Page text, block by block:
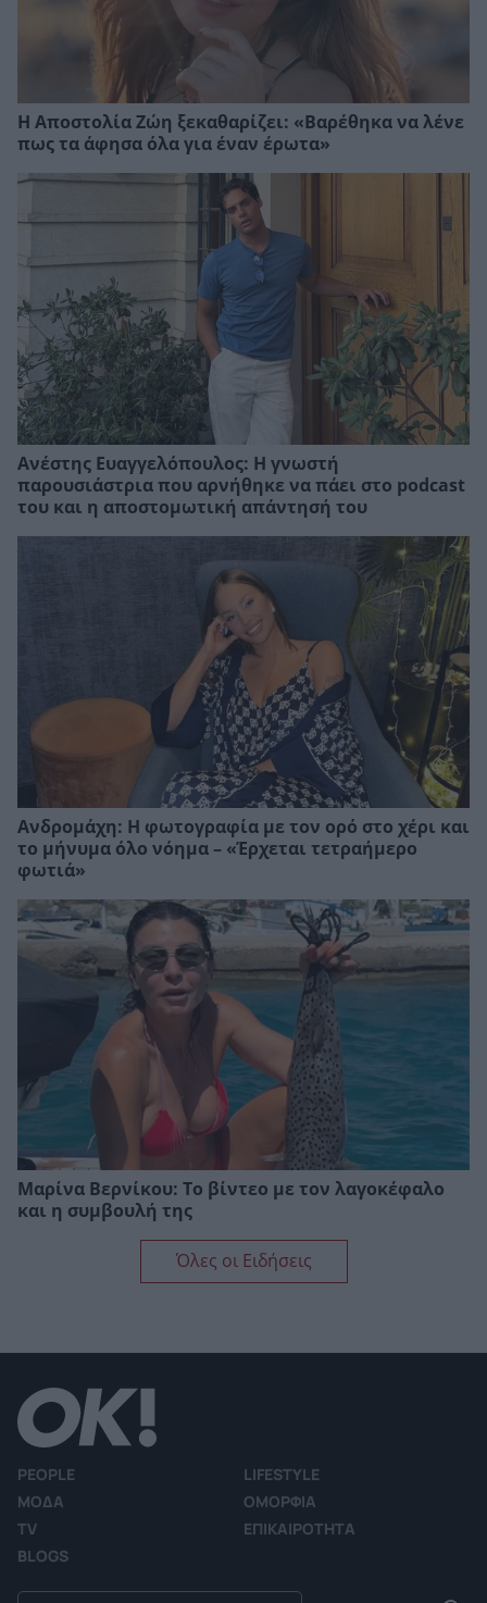
Η Αποστολία Ζώη ξεκαθαρίζει: «Βαρέθηκα να λένε
πως τα άφησα όλα για έναν έρωτα»
Ανέστης Ευαγγελόπουλος: Η γνωστή
παρουσιάστρια που αρνήθηκε να πάει στο podcast
του και η αποστομωτική απάντησή του
Ανδρομάχη: Η φωτογραφία με τον ορό στο χέρι και
το μήνυμα όλο νόημα – «Έρχεται τετραήμερο
φωτιά»
Μαρίνα Βερνίκου: Το βίντεο με τον λαγοκέφαλο
και η συμβουλή της
Όλες οι Ειδήσεις
PEOPLE
LIFESTYLE
ΜΟΔΑ
ΟΜΟΡΦΙΑ
TV
ΕΠΙΚΑΙΡΟΤΗΤΑ
BLOGS